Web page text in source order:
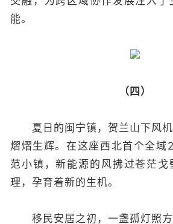
能。
（四）
夏日的闽宁镇，贺兰山下风机
熠熠生辉。在这座西北首个全域
范小镇，新能源的风拂过苍茫戈
理，孕育着新的生机。
移民安居之初，一盏孤灯照方